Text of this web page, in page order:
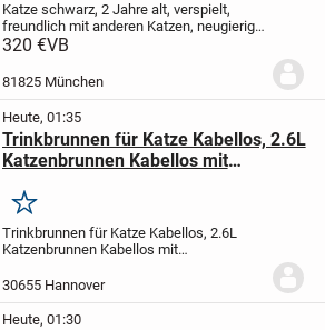
Katze schwarz, 2 Jahre alt, verspielt,
freundlich mit anderen Katzen, neugierig,
eine perfekte Spielgefährte für ihre
320 €VB
81825 München
Heute, 01:35
Trinkbrunnen für Katze Kabellos, 2.6L
Katzenbrunnen Kabellos mit
Katzentrinkbrunnen, 3000mAh, Leise
Wasserpumpe, Katzenbrunnen für
den Innenbereich
Merken
Trinkbrunnen für Katze Kabellos, 2.6L
Katzenbrunnen Kabellos mit
Katzentrinkbrunnen, 3000mAh, Leise
Wasserpumpe, Katzenbrunnen für den
Innenbereich
30655 Hannover
Heute, 01:30